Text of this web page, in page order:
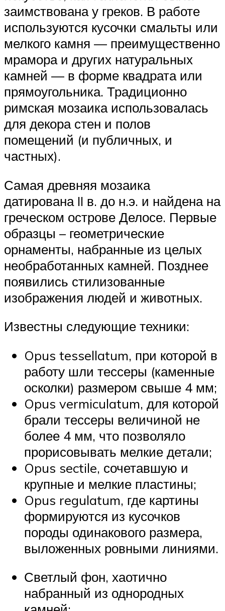
заимствована у греков. В работе
используются кусочки смальты или
мелкого камня — преимущественно
мрамора и других натуральных
камней — в форме квадрата или
прямоугольника. Традиционно
римская мозаика использовалась
для декора стен и полов
помещений (и публичных, и
частных).
Самая древняя мозаика
датирована II в. до н.э. и найдена на
греческом острове Делосе. Первые
образцы – геометрические
орнаменты, набранные из целых
необработанных камней. Позднее
появились стилизованные
изображения людей и животных.
Известны следующие техники:
Opus tessellatum, при которой в
работу шли тессеры (каменные
осколки) размером свыше 4 мм;
Opus vermiculatum, для которой
брали тессеры величиной не
более 4 мм, что позволяло
прорисовывать мелкие детали;
Opus sectile, сочетавшую и
крупные и мелкие пластины;
Opus regulatum, где картины
формируются из кусочков
породы одинакового размера,
выложенных ровными линиями.
Светлый фон, хаотично
набранный из однородных